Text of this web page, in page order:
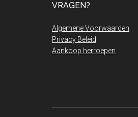
VRAGEN?
Algemene Voorwaarden
Privacy Beleid
Aankoop herroepen